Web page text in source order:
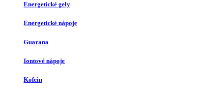
Energetické gely
Energetické nápoje
Guarana
Iontové nápoje
Kofein